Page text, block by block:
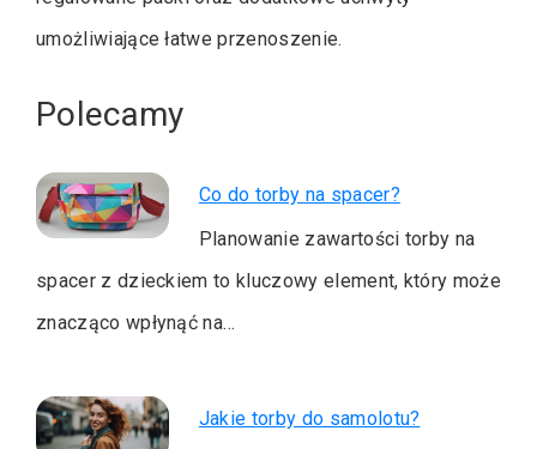
umożliwiające łatwe przenoszenie.
Polecamy
Co do torby na spacer?
Planowanie zawartości torby na
spacer z dzieckiem to kluczowy element, który może
znacząco wpłynąć na…
Jakie torby do samolotu?